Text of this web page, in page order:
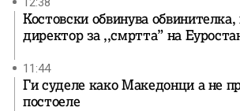
Костовски обвинува обвинителка,
директор за ,,смртта” на
11:44
Ги суделе како Македонци а не
постоеле